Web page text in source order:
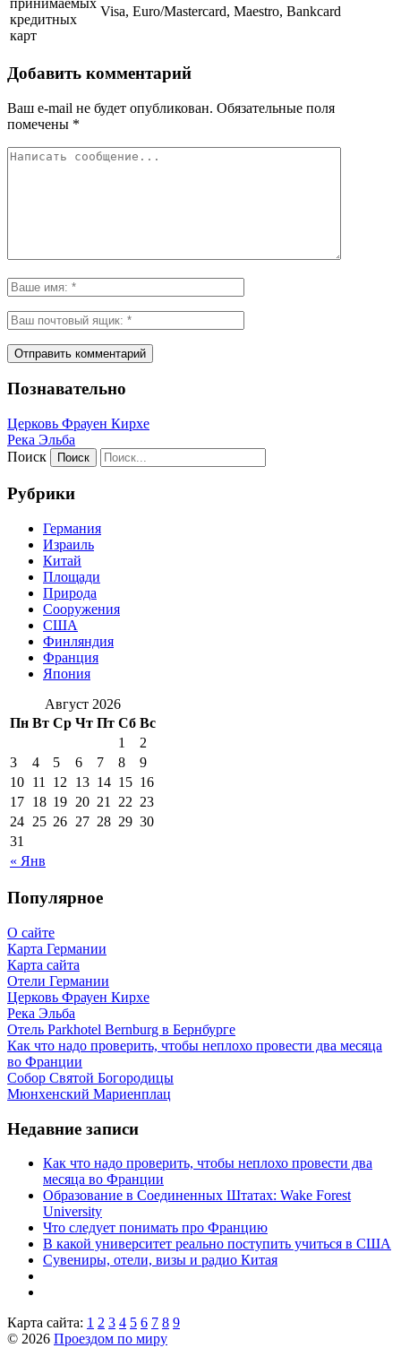
принимаемых
кредитных
карт
Visa, Euro/Mastercard, Maestro, Bankcard
Добавить комментарий
Ваш e-mail не будет опубликован. Обязательные поля
помечены *
Познавательно
Церковь Фрауен Кирхе
Река Эльба
Поиск
Рубрики
Германия
Израиль
Китай
Площади
Природа
Сооружения
США
Финляндия
Франция
Япония
Август 2026
Пн Вт Ср Чт Пт Сб Вс
« Янв
1
2
3
4 5 6 7 8
9
10 11 12 13 14 15 16
17 18 19 20 21 22 23
24 25 26 27 28 29 30
31
Популярное
О сайте
Карта Германии
Карта сайта
Отели Германии
Церковь Фрауен Кирхе
Река Эльба
Отель Parkhotel Bernburg в Бернбурге
Как что надо проверить, чтобы неплохо провести два месяца
во Франции
Собор Святой Богородицы
Мюнхенский Мариенплац
Недавние записи
Как что надо проверить, чтобы неплохо провести два
месяца во Франции
Образование в Соединенных Штатах: Wake Forest
University
Что следует понимать про Францию
В какой университет реально поступить учиться в США
Сувениры, отели, визы и радио Китая
Карта сайта: 1 2 3 4 5 6 7 8 9
© 2026 Проездом по миру